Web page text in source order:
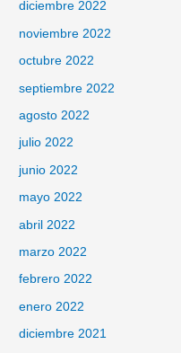
diciembre 2022
noviembre 2022
octubre 2022
septiembre 2022
agosto 2022
julio 2022
junio 2022
mayo 2022
abril 2022
marzo 2022
febrero 2022
enero 2022
diciembre 2021